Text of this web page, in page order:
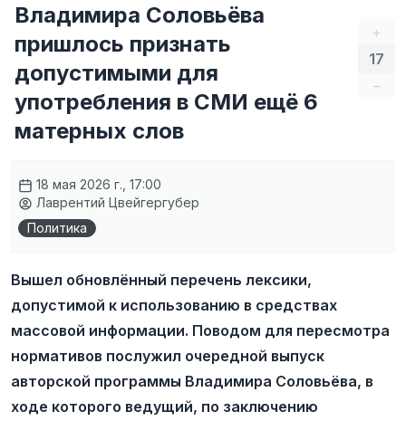
+
17
–
Владимира Соловьёва
пришлось признать
допустимыми для
употребления в СМИ ещё 6
матерных слов
18 мая 2026 г., 17:00
Лаврентий Цвейгергубер
Политика
Вышел обновлённый перечень лексики,
допустимой к использованию в средствах
массовой информации. Поводом для пересмотра
нормативов послужил очередной выпуск
авторской программы Владимира Соловьёва, в
ходе которого ведущий, по заключению